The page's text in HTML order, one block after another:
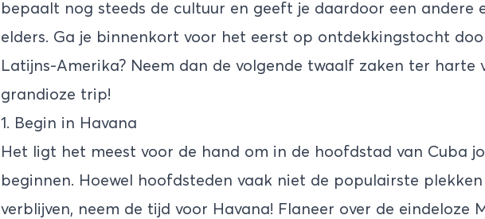
bepaalt nog steeds de cultuur en geeft je daardoor een andere
elders. Ga je binnenkort voor het eerst op ontdekkingstocht
Latijns-Amerika? Neem dan de volgende twaalf zaken ter harte
grandioze trip!
1. Begin in Havana
Het ligt het meest voor de hand om in de hoofdstad van Cuba
beginnen. Hoewel hoofdsteden vaak niet de populairste
verblijven, neem de tijd voor Havana! Flaneer over de eindeloze